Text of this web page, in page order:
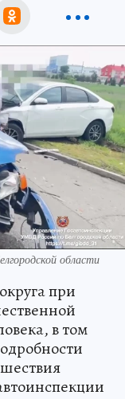
области
при
в том